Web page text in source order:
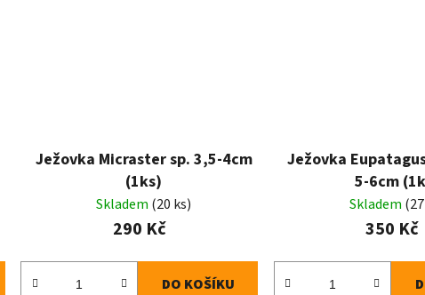
Ježovka Micraster sp. 3,5-4cm
(1ks)
Skladem (20 ks)
290 Kč
DO KOŠÍKU
Ježovka
5-6cm
Skladem
350 Kč